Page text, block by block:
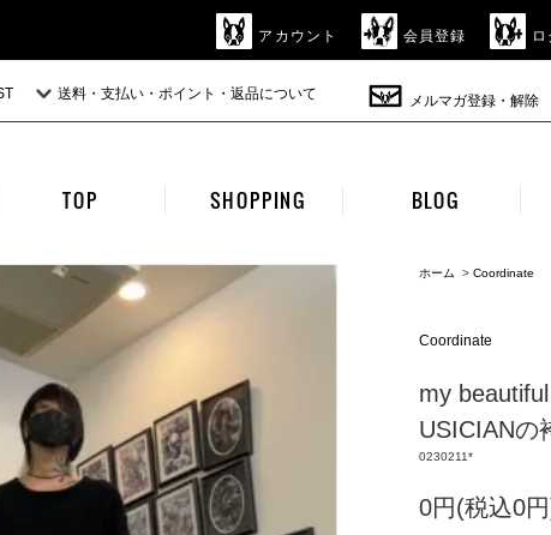
アカウント 会員登録
送料・支払い・ポイント・返品について メルマガ登録・解除
TOP SHOPPING BLOG
ホーム > Coordinate
Coordinate
my
USICIANの
0230211*
0円(税込0